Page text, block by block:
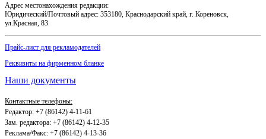
Адрес местонахождения редакции:
Юридический/Почтовый адрес: 353180, Краснодарский край, г. Кореновск,
ул.Красная, 83
Прайс-лист для рекламодателей
Реквизиты на фирменном бланке
Наши документы
Контактные телефоны:
Редактор: +7 (86142) 4-11-61
Зам. редактора: +7 (86142) 4-12-35
Реклама/Факс: +7 (86142) 4-13-36